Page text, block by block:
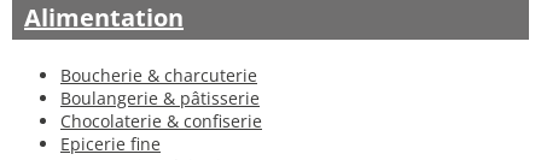
Alimentation
Boucherie & charcuterie
Boulangerie & pâtisserie
Chocolaterie & confiserie
Epicerie fine